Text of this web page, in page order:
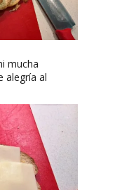
mucha
alegría al